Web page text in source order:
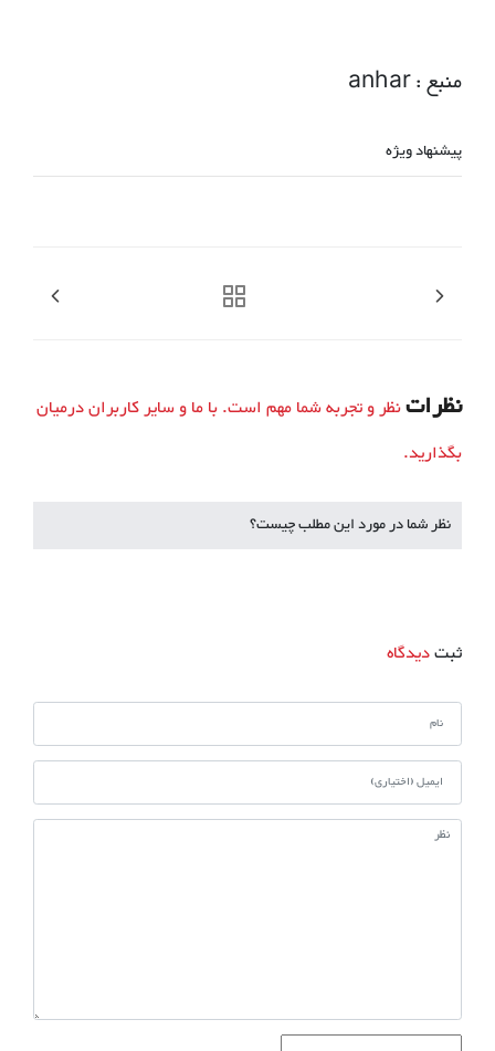
منبع : anhar
پیشنهاد ویژه
نظراتنظر و تجربه شما مهم است. با ما و سایر کاربران درمیان
بگذارید.
نظر شما در مورد این مطلب چیست؟
ثبتدیدگاه